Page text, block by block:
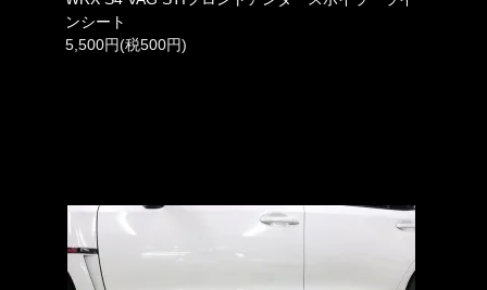
ンシート
5,500円(税500円)